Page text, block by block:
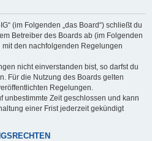
(im Folgenden „das Board“) schließt du
Betreiber des Boards ab (im Folgenden
mit den nachfolgenden Regelungen
nicht einverstanden bist, so darfst du
Für die Nutzung des Boards gelten
Regelungen.
unbestimmte Zeit geschlossen und kann
einer Frist jederzeit gekündigt